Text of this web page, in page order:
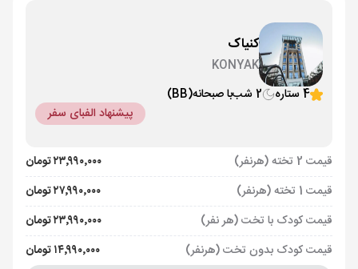
کنیاک
KONYAK
4 ستاره
2 شب با صبحانه(BB)
پیشنهاد الفبای سفر
قیمت 2 تخته (هرنفر)
۲۳٬۹۹۰٬۰۰۰ تومان
قیمت 1 تخته (هرنفر)
۲۷٬۹۹۰٬۰۰۰ تومان
قیمت کودک با تخت (هر نفر)
۲۳٬۹۹۰٬۰۰۰ تومان
قیمت کودک بدون تخت (هرنفر)
۱۴٬۹۹۰٬۰۰۰ تومان